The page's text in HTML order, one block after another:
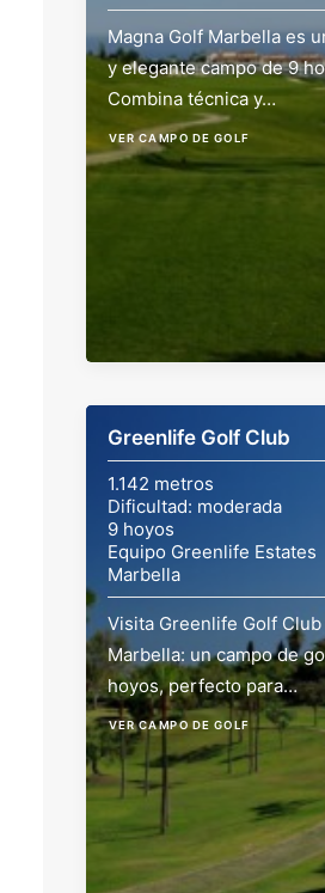
Magna Golf Marbella es
y elegante campo de 9
Combina técnica y…
VER CAMPO DE GOLF
Greenlife Golf Club
1.142 metros
Dificultad: moderada
9 hoyos
Equipo Greenlife Estates
Marbella
Visita Greenlife Golf Club
Marbella: un campo de
hoyos, perfecto para…
VER CAMPO DE GOLF